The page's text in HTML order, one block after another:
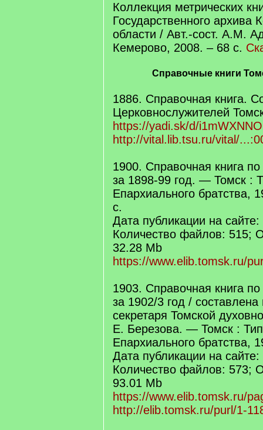
Коллекция метрических
Государственного архива
области / Авт.-сост. А.М.
Кемерово, 2008. – 68 с.
Справочные книги
1886. Справочная книга.
Церковнослужителей
https://yadi.sk/d/
http://vital.lib.tsu.ru/vital/
1900. Справочная книга
за 1898-99 год. — Томск :
Епархиального братства,
с.
Дата публикации на
Количество файлов: 515;
32.28 Mb
https://www.elib.tomsk.ru/
1903. Справочная книга
за 1902/3 год /
секретаря Томской
Е. Березова. — Томск :
Епархиального братства,
Дата публикации на
Количество файлов: 573;
93.01 Mb
https://www.elib.tomsk.ru/
http://elib.tomsk.ru/purl/1-